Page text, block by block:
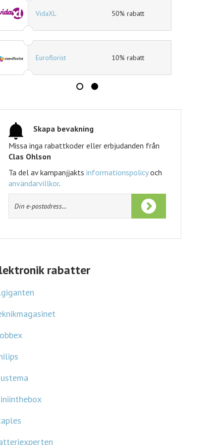
Jotex 40% rabatt
Expedia 10% rabatt
Tidningskungen rabatt
Skapa bevakning
Missa inga rabattkoder eller erbjudanden från
Ta del av kampanjjaktsinformationspolicyoch
rabatter